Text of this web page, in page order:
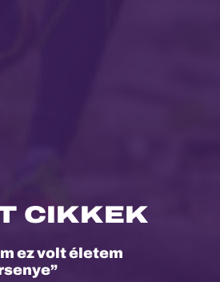
CIKKEK
ez volt életem